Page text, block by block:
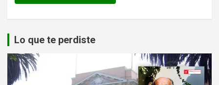
Lo que te perdiste